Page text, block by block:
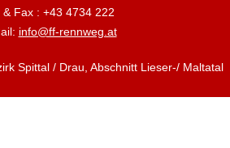
& Fax : +43 4734 222
info@ff-rennweg.at
Spittal / Drau, Abschnitt Lieser-/ Maltatal